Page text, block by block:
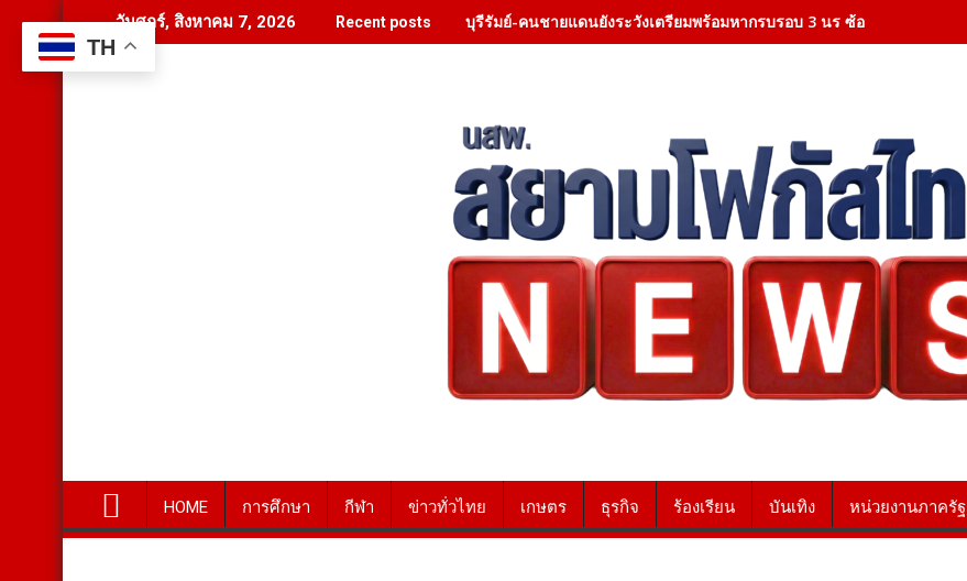
to
content
วันศุกร์, สิงหาคม 7, 2026 Recent posts บุรีรัมย์-คนชายแดนยังระวังเตรียมพร้อมหากรบรอบ 3 นร ซ้อมอพยพประจำ
HOME การศึกษา กีฬา ข่าวทั่วไทย เกษตร ธุรกิจ ร้องเรียน บันเทิง หน่วยงานภาครัฐ
TH